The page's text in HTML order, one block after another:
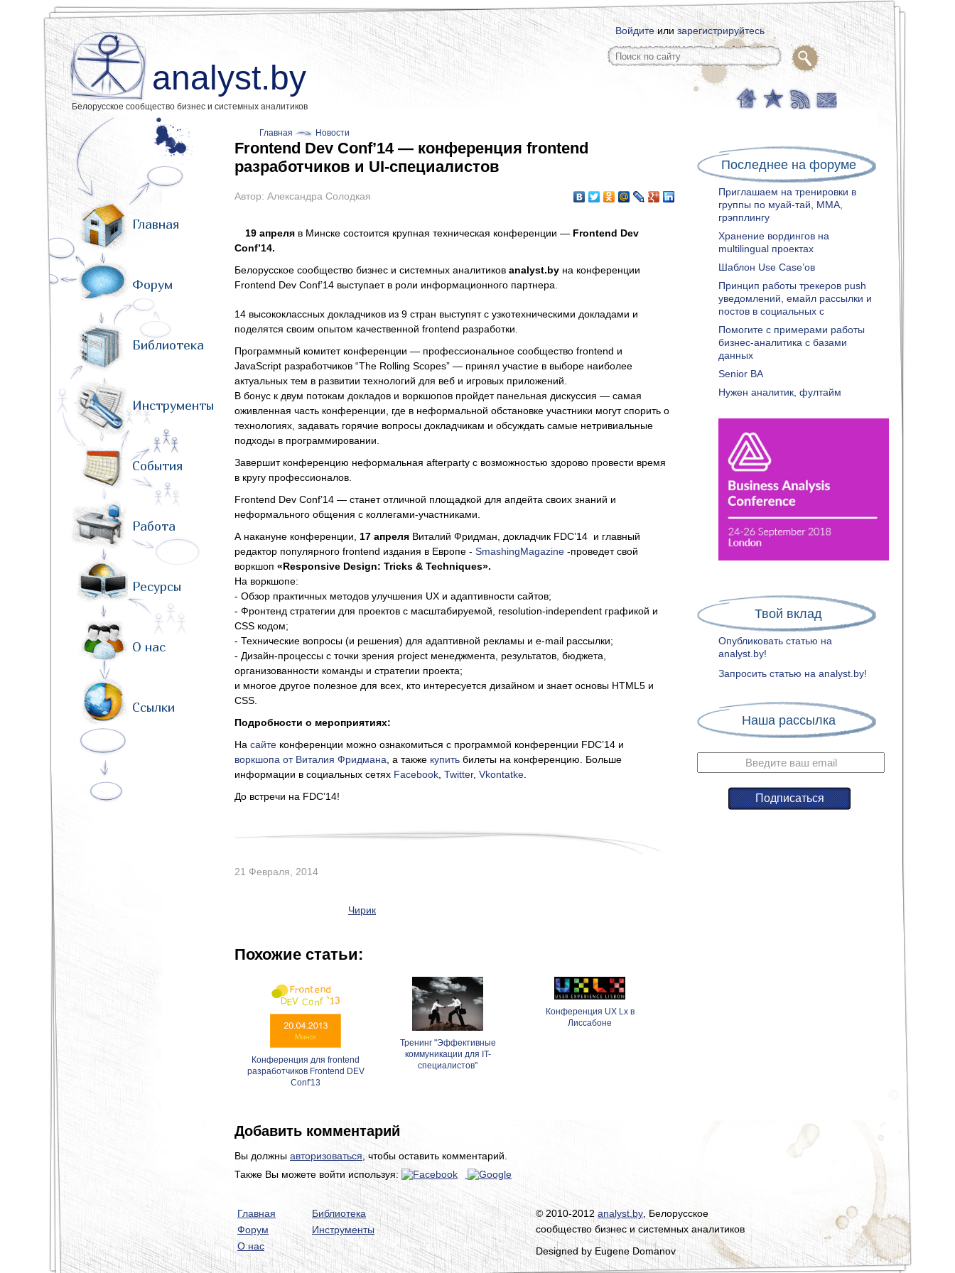
analyst.by
Белорусское сообщество бизнес и системных аналитиков
Войдитеилизарегистрируйтесь
Главная
Форум
Библиотека
Инструменты
События
Работа
Ресурсы
О нас
Ссылки
Главная Новости
Frontend Dev Conf’14 — конференция frontend
разработчиков и UI-специалистов
Автор: Александра Солодкая
19 апреля в Минске состоится крупная техническая конференции — Frontend Dev
Conf’14.
Белорусское сообщество бизнес и системных аналитиков analyst.by на конференции
Frontend Dev Conf’14 выступает в роли информационного партнера.
14 высококлассных докладчиков из 9 стран выступят с узкотехническими докладами и
поделятся своим опытом качественной frontend разработки.
Программный комитет конференции — профессиональное сообщество frontend и
JavaScript разработчиков “The Rolling Scopes” — принял участие в выборе наиболее
актуальных тем в развитии технологий для веб и игровых приложений.
В бонус к двум потокам докладов и воркшопов пройдет панельная дискуссия — самая
оживленная часть конференции, где в неформальной обстановке участники могут спорить о
технологиях, задавать горячие вопросы докладчикам и обсуждать самые нетривиальные
подходы в программировании.
Завершит конференцию неформальная afterparty с возможностью здорово провести время
в кругу профессионалов.
Frontend Dev Conf’14 — станет отличной площадкой для апдейта своих знаний и
неформального общения с коллегами-участниками.
А накануне конференции, 17 апреля Виталий Фридман, докладчик FDC’14 и главный
редактор популярного frontend издания в Европе - SmashingMagazine -проведет свой
воркшоп «Responsive Design: Tricks & Techniques».
На воркшопе:
- Обзор практичных методов улучшения UX и адаптивности сайтов;
- Фронтенд стратегии для проектов с масштабируемой, resolution-independent графикой и
СSS кодом;
- Технические вопросы (и решения) для адаптивной рекламы и e-mail рассылки;
- Дизайн-процессы с точки зрения project менеджмента, результатов, бюджета,
организованности команды и стратегии проекта;
и многое другое полезное для всех, кто интересуется дизайном и знает основы HTML5 и
CSS.
Подробности о мероприятиях:
На сайте конференции можно ознакомиться с программой конференции FDC’14 и
воркшопа от Виталия Фридмана , а также купить билеты на конференцию. Больше
информации в социальных сетях Facebook Twitter, Vkontatke
До встречи на FDC’14!
21 Февраля, 2014
Чирик
Похожие статьи:
Конференция для frontend
разработчиков Frontend DEV
Conf'13
Тренинг "Эффективные
коммуникации для IT-
специалистов"
Конференция UX Lx в
Лиссабоне
Добавить комментарий
Вы должны авторизоваться , чтобы оставить комментарий.
Также Вы можете войти используя:
Последнее на форуме
Приглашаем на тренировки в
группы по муай-тай, ММА,
грэпплингу
Хранение вордингов на
multilingual проектах
Шаблон Use Case’ов
Принцип работы трекеров push
уведомлений, емайл рассылки и
постов в социальных с
Помогите с примерами работы
бизнес-аналитика с базами
данных
Senior BA
Нужен аналитик, фултайм
Твой вклад
Опубликовать статью на
analyst.by!
Запросить статью на analyst.by!
Наша рассылка
Главная
Библиотека
Форум
Инструменты
О нас
© 2010-2012 analyst.by , Белорусское
сообщество бизнес и системных аналитиков
Designed by Eugene Domanov